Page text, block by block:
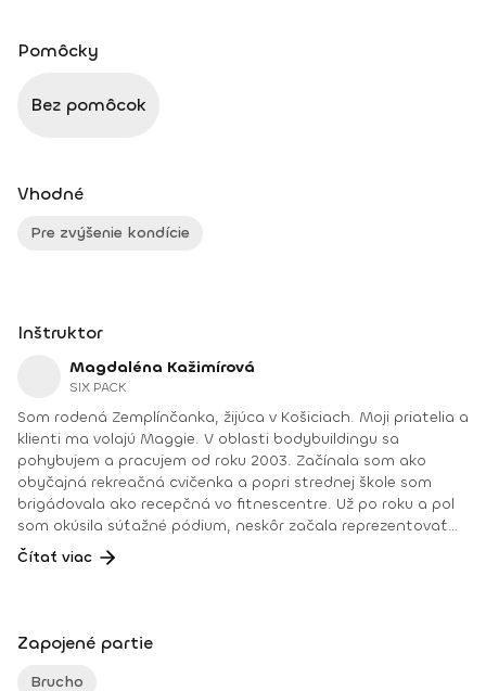
Pomôcky
Bez pomôcok
Vhodné
Pre zvýšenie kondície
Inštruktor
Magdaléna Kažimírová
SIX PACK
Som rodená Zemplínčanka, žijúca v Košiciach. Moji priatelia a
klienti ma volajú Maggie. V oblasti bodybuildingu sa
pohybujem a pracujem od roku 2003. Začínala som ako
obyčajná rekreačná cvičenka a popri strednej škole som
brigádovala ako recepčná vo fitnescentre. Už po roku a pol
som okúsila súťažné pódium, neskôr začala reprezentovať
Slovensko a vtedy sa začala aj moja trénerská dráha.
Netrénujem iba bežných rekreačných cvičencov, ale aj tých,
Dornova metóda, spinal touch či reflexológia. Maximum
svojej pracovnej energie, vedomostí a skúseností venujem
práve svojim klientom v snahe pomáhať im pri
Čítať viac
Zapojené partie
Brucho